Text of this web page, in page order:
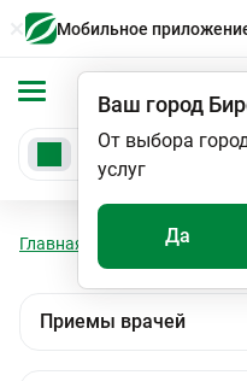
Мобильное
Ваш город
От выбора
услуг
Да
Главная Мед. услуги